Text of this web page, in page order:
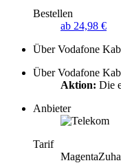
Bestellen
ab 24,98 €
Über Vodafone
Über Vodafone
Aktion: Die
Anbieter
Tarif